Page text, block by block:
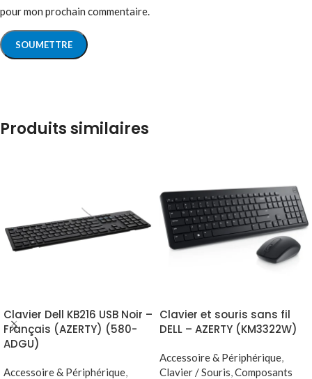
pour mon prochain commentaire.
Produits similaires
Clavier Dell KB216 USB Noir –
Français (AZERTY) (580-
ADGU)
Accessoire & Périphérique
Clavier et souris sans fil
DELL – AZERTY (KM3322W)
Accessoire & Périphérique
Clavier / Souris Composants